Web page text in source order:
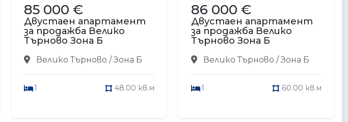
85 000 €
Двустаен апартамент
за продажба Велико
Търново Зона Б
Велико Търново / Зона Б
1 48.00 кв.м
86 000 €
Двустаен апартамент
за продажба Велико
Търново Зона Б
Велико Търново / Зона Б
1 60.00 кв.м